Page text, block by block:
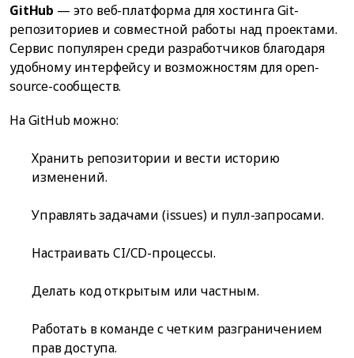
GitHub — это веб-платформа для хостинга Git-
репозиториев и совместной работы над проектами.
Сервис популярен среди разработчиков благодаря
удобному интерфейсу и возможностям для open-
source-сообществ.
На GitHub можно:
Хранить репозитории и вести историю
изменений.
Управлять задачами (issues) и пулл-запросами.
Настраивать CI/CD-процессы.
Делать код открытым или частным.
Работать в команде с четким разграничением
прав доступа.